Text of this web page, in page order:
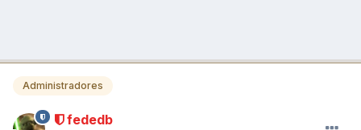
Administradores
fededb